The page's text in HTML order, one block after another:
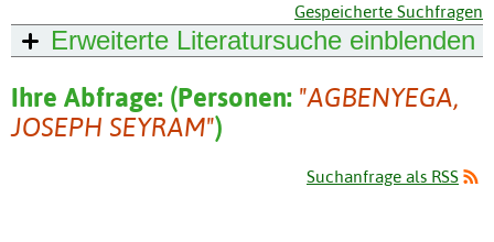
Gespeicherte Suchfragen
Erweiterte Literatursuche einblenden
Ihre Abfrage: (Personen: "AGBENYEGA,
JOSEPH SEYRAM")
Suchanfrage als RSS